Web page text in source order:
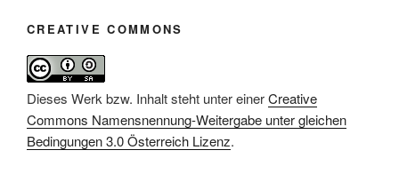
CREATIVE COMMONS
Dieses Werk bzw. Inhalt steht unter einerCreative
Commons Namensnennung-Weitergabe unter gleichen
Bedingungen 3.0 Österreich Lizenz.